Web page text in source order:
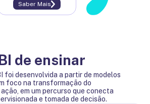
Saber Mais
de ensinar
foi desenvolvida a partir de modelos
foco na transformação do
em um percurso que conecta
e tomada de decisão.